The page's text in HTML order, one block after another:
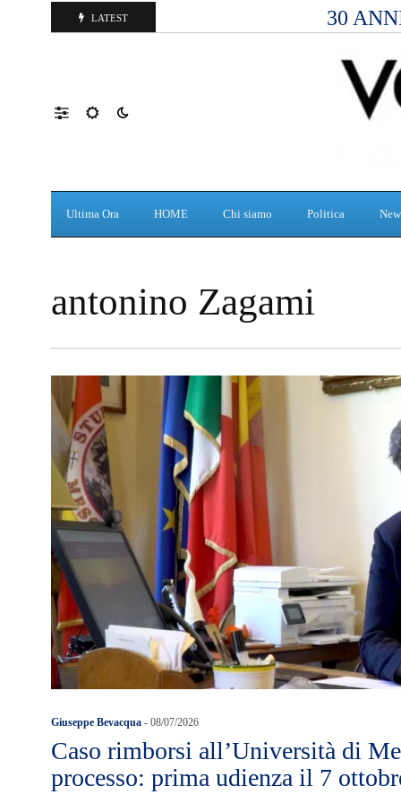
LATEST 30
Ultima Ora HOME Chi siamo Politica
antonino Zagami
Giuseppe Bevacqua - 08/07/2026
Caso rimborsi all’Università di
processo: prima udienza il 7